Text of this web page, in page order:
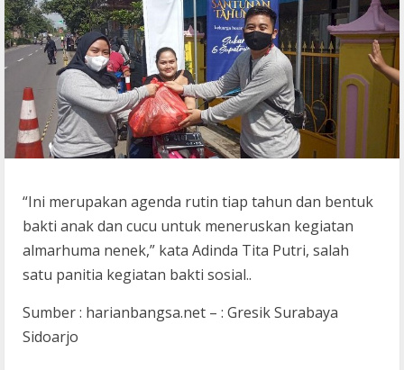
“Ini merupakan agenda rutin tiap tahun dan bentuk
bakti anak dan cucu untuk meneruskan kegiatan
almarhuma nenek,” kata Adinda Tita Putri, salah
satu panitia kegiatan bakti sosial..
Sumber : harianbangsa.net – : Gresik Surabaya
Sidoarjo